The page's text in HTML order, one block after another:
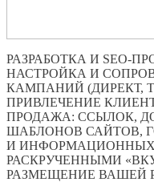
РАЗРАБОТКА И SEO-
НАСТРОЙКА И
КАМПАНИЙ (ДИРЕКТ,
ПРИВЛЕЧЕНИЕ
ПРОДАЖА: ССЫЛОК,
ШАБЛОНОВ САЙТОВ,
И ИНФОРМАЦИОННЫХ
РАСКРУЧЕННЫМИ
РАЗМЕЩЕНИЕ ВАШЕЙ